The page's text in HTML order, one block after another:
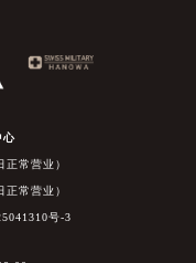
心
常营业）
常营业）
号-3